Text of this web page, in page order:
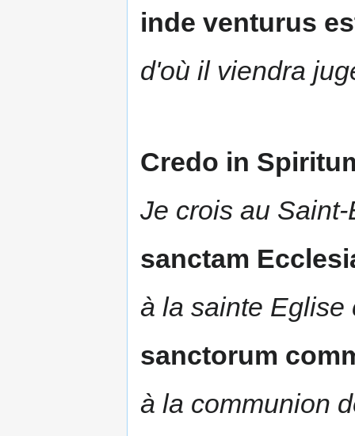
inde venturus
d'où il viendra
Credo in
Je crois au
sanctam
à la sainte Eglise
sanctorum
à la communion